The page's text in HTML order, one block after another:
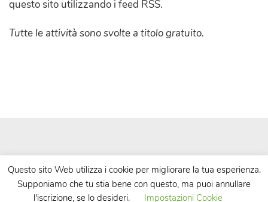
questo sito utilizzando i feed RSS.
Tutte le attività sono svolte a titolo gratuito.
| Powered byWordPress| Theme byTheBootstrapThemes
Questo sito Web utilizza i cookie per migliorare la tua esperienza.
Supponiamo che tu stia bene con questo, ma puoi annullare
l'iscrizione, se lo desideri.
Impostazioni Cookie